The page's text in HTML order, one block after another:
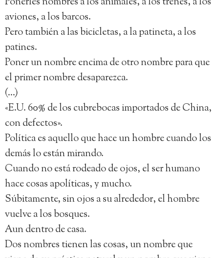
aviones, a los barcos.
Pero también a las bicicletas, a la patineta, a los
patines.
Poner un nombre encima de otro nombre para que
el primer nombre desaparezca.
(…)
«E.U. 60% de los cubrebocas importados de China,
con defectos».
Política es aquello que hace un hombre cuando los
demás lo están mirando.
Cuando no está rodeado de ojos, el ser humano
hace cosas apolíticas, y mucho.
Súbitamente, sin ojos a su alrededor, el hombre
vuelve a los bosques.
Aun dentro de casa.
Dos nombres tienen las cosas, un nombre que